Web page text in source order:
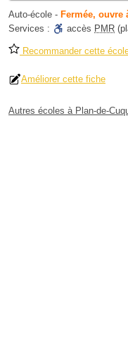
Auto-école - Fermée, ouvre
Services :
accès PMR
Recommander cette
Améliorer cette fiche
Autres écoles à Plan-de-